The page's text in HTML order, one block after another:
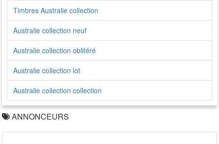
Timbres Australie collection
Australie collection neuf
Australie collection oblitéré
Australie collection lot
Australie collection collection
ANNONCEURS